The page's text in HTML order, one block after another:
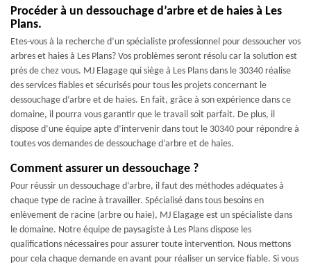
Procéder à un dessouchage d’arbre et de haies à Les
Plans.
Etes-vous à la recherche d’un spécialiste professionnel pour dessoucher vos
arbres et haies à Les Plans? Vos problèmes seront résolu car la solution est
près de chez vous. MJ Elagage qui siège à Les Plans dans le 30340 réalise
des services fiables et sécurisés pour tous les projets concernant le
dessouchage d’arbre et de haies. En fait, grâce à son expérience dans ce
domaine, il pourra vous garantir que le travail soit parfait. De plus, il
dispose d’une équipe apte d’intervenir dans tout le 30340 pour répondre à
toutes vos demandes de dessouchage d’arbre et de haies.
Comment assurer un dessouchage ?
Pour réussir un dessouchage d’arbre, il faut des méthodes adéquates à
chaque type de racine à travailler. Spécialisé dans tous besoins en
enlèvement de racine (arbre ou haie), MJ Elagage est un spécialiste dans
le domaine. Notre équipe de paysagiste à Les Plans dispose les
qualifications nécessaires pour assurer toute intervention. Nous mettons
pour cela chaque demande en avant pour réaliser un service fiable. Si vous